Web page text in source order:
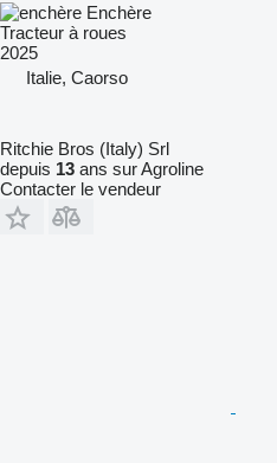
Enchère
Tracteur à roues
2025
Italie, Caorso
Ritchie Bros (Italy) Srl
depuis 13 ans sur Agroline
Contacter le vendeur